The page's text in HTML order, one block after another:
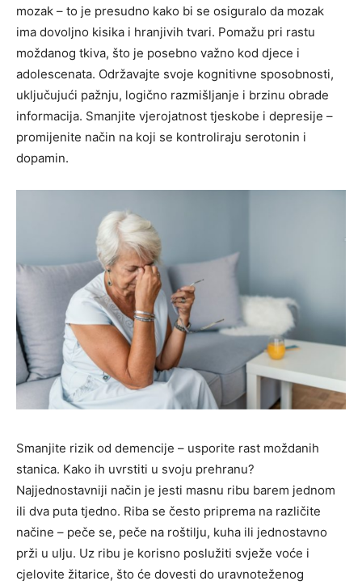
mozak – to je presudno kako bi se osiguralo da mozak
ima dovoljno kisika i hranjivih tvari. Pomažu pri rastu
moždanog tkiva, što je posebno važno kod djece i
adolescenata. Održavajte svoje kognitivne sposobnosti,
uključujući pažnju, logično razmišljanje i brzinu obrade
informacija. Smanjite vjerojatnost tjeskobe i depresije –
promijenite način na koji se kontroliraju serotonin i
dopamin.
Smanjite rizik od demencije – usporite rast moždanih
stanica. Kako ih uvrstiti u svoju prehranu?
Najjednostavniji način je jesti masnu ribu barem jednom
ili dva puta tjedno. Riba se često priprema na različite
načine – peče se, peče na roštilju, kuha ili jednostavno
prži u ulju. Uz ribu je korisno poslužiti svježe voće i
cjelovite žitarice, što će dovesti do uravnoteženog